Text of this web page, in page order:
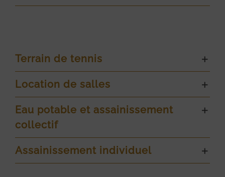
Terrain de tennis
Location de salles
Eau potable et assainissement
collectif
Assainissement individuel